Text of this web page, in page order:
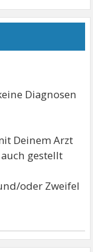
Diagnosen
Deinem Arzt
gestellt
oder Zweifel